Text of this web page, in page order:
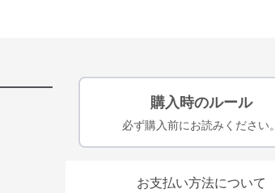
購入時のルール
必ず購入前にお読みください。
お支払い方法について